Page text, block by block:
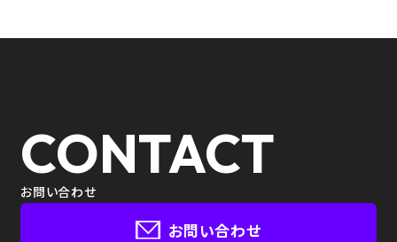
CONTACT
お問い合わせ
お問い合わせ